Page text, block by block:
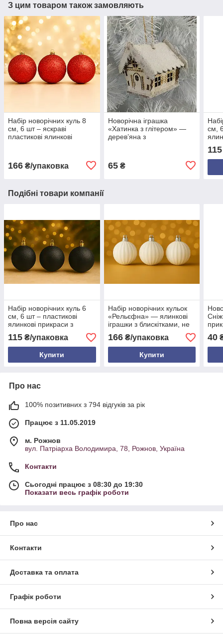
З цим товаром також замовляють
Набір новорічних куль 8
см, 6 шт – яскраві
пластикові ялинкові
166 ₴/упаковка
Новорічна іграшка
«Хатинка з глітером» —
дерев’яна з
65₴
см,
115
Подібні товари компанії
Набір новорічних куль 6
см, 6 шт – пластикові
ялинкові прикраси з
115 ₴/упаковка
Купити
Набір новорічних кульок
«Рельєфна» — ялинкові
іграшки з блискітками, не
пластикові, різнокольорові
166₴/упаковка
Купити
40
Про нас
100% позитивних з 794 відгуків за рік
Працює з 11.05.2019
м. Рожнов
вул. Патріарха Володимира, 78, Рожнов, Україна
Контакти
Сьогодні працює з 08:30 до 19:30
Показати весь графік роботи
Про нас
Контакти
Доставка та оплата
Графік роботи
Повна версія сайту